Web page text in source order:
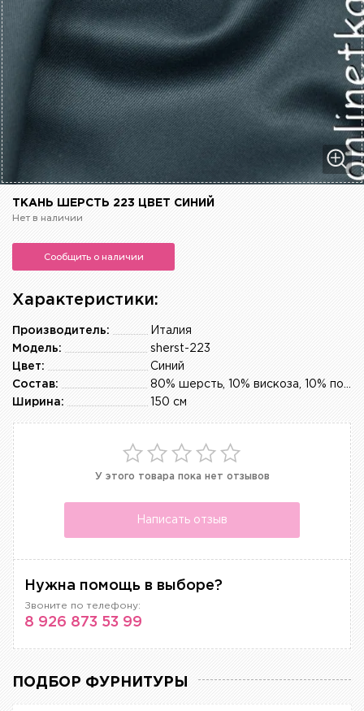
ТКАНЬ ШЕРСТЬ 223 ЦВЕТ СИНИЙ
Нет в наличии
Сообщить о наличии
Характеристики:
Италия
Производитель:
sherst-223
Модель:
Синий
Цвет:
Состав:
150 см
Ширина:
У этого товара пока нет отзывов
Написать отзыв
Нужна помощь в выборе?
Звоните по телефону:
8 926 873 53 99
ПОДБОР ФУРНИТУРЫ